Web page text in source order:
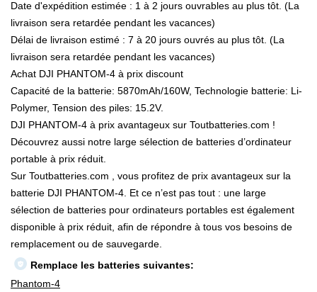
Date d'expédition estimée : 1 à 2 jours ouvrables au plus tôt. (La
livraison sera retardée pendant les vacances)
Délai de livraison estimé : 7 à 20 jours ouvrés au plus tôt. (La
livraison sera retardée pendant les vacances)
Achat DJI PHANTOM-4 à prix discount
Capacité de la batterie: 5870mAh/160W, Technologie batterie: Li-
Polymer, Tension des piles: 15.2V.
DJI PHANTOM-4 à prix avantageux sur Toutbatteries.com !
Découvrez aussi notre large sélection de batteries d’ordinateur
portable à prix réduit.
Sur Toutbatteries.com , vous profitez de prix avantageux sur la
batterie DJI PHANTOM-4. Et ce n’est pas tout : une large
sélection de batteries pour ordinateurs portables est également
disponible à prix réduit, afin de répondre à tous vos besoins de
remplacement ou de sauvegarde.
Remplace les batteries suivantes:
Phantom-4